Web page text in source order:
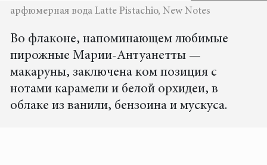
арфюмерная вода Latte Pistachio, New Notes
Во флаконе, напоминающем любимые
пирожные Марии-Антуанетты —
макаруны, заключена ком позиция с
нотами карамели и белой орхидеи, в
облаке из ванили, бензоина и мускуса.